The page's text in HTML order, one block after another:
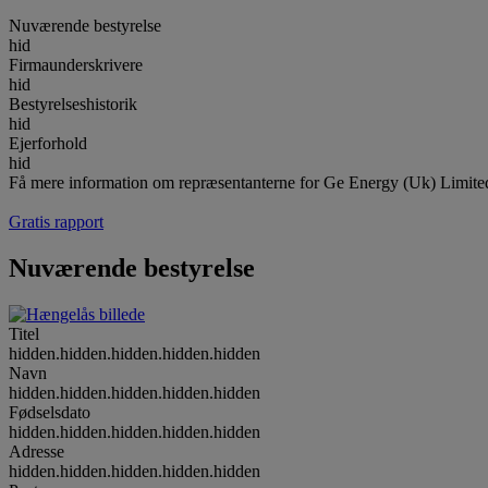
Nuværende bestyrelse
hid
Firmaunderskrivere
hid
Bestyrelseshistorik
hid
Ejerforhold
hid
Få mere information om repræsentanterne for Ge Energy (Uk)
Gratis rapport
Nuværende bestyrelse
Titel
hidden.hidden.hidden.hidden.hidden
Navn
hidden.hidden.hidden.hidden.hidden
Fødselsdato
hidden.hidden.hidden.hidden.hidden
Adresse
hidden.hidden.hidden.hidden.hidden